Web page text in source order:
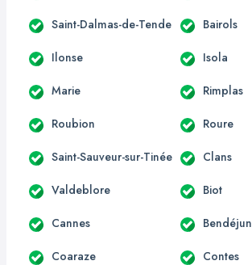
Saint-Dalmas-de-Tende Bairols
Ilonse Isola
Marie Rimplas
Roubion Roure
Saint-Sauveur-sur-Tinée Clans
Valdeblore Biot
Cannes Bendéjun
Coaraze Contes